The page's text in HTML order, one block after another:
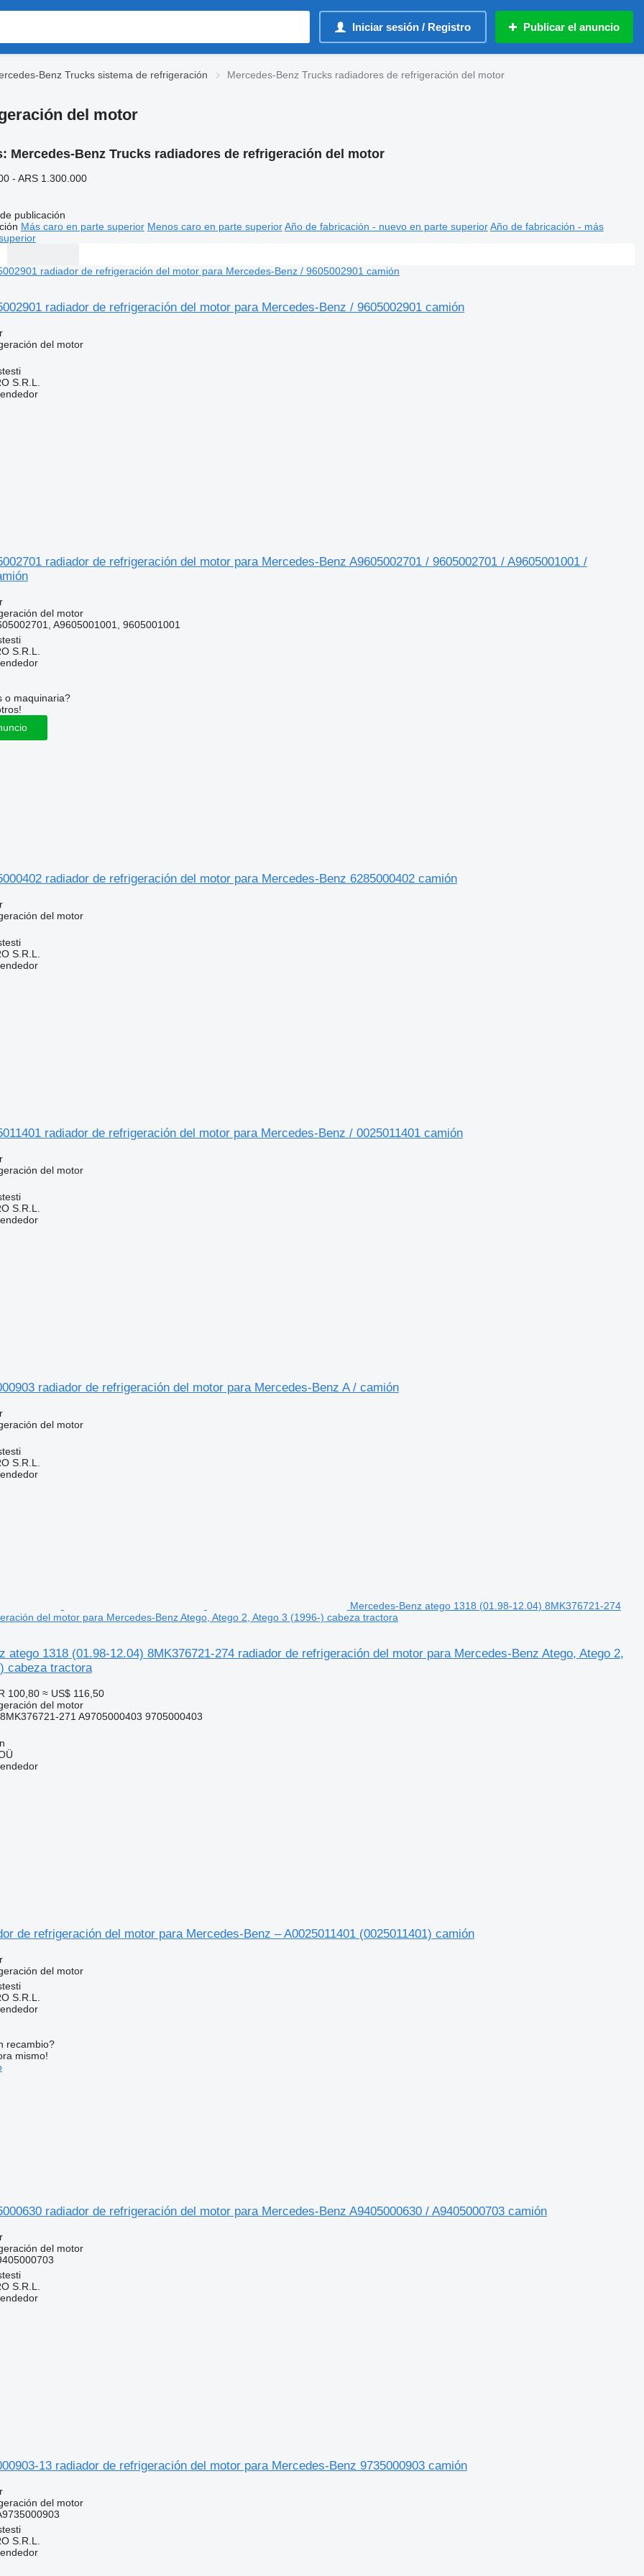
Iniciar sesión / Registro Publicar el anuncio
Benz Trucks sistema de refrigeración Mercedes-Benz Trucks radiadores de refrigeración del motor
del motor
Mercedes-Benz Trucks radiadores de refrigeración del motor
- ARS 1.300.000
publicación
Más caro en parte superior Menos caro en parte superior Año de fabricación - nuevo en parte superior Año de fabricación - más
radiador de refrigeración del motor para Mercedes-Benz / 9605002901 camión
del motor
S.R.L.
radiador de refrigeración del motor para Mercedes-Benz A9605002701 / 9605002701 / A9605001001 /
del motor
A9605001001, 9605001001
S.R.L.
o maquinaria?
radiador de refrigeración del motor para Mercedes-Benz 6285000402 camión
del motor
S.R.L.
radiador de refrigeración del motor para Mercedes-Benz / 0025011401 camión
del motor
S.R.L.
radiador de refrigeración del motor para Mercedes-Benz A / camión
del motor
S.R.L.
Mercedes-Benz atego 1318 (01.98-12.04) 8MK376721-274
del motor para Mercedes-Benz Atego, Atego 2, Atego 3 (1996-) cabeza tractora
atego 1318 (01.98-12.04) 8MK376721-274 radiador de refrigeración del motor para Mercedes-Benz Atego, Atego 2,
cabeza tractora
100,80 ≈ US$ 116,50
del motor
271 A9705000403 9705000403
de refrigeración del motor para Mercedes-Benz – A0025011401 (0025011401) camión
del motor
S.R.L.
recambio?
mismo!
radiador de refrigeración del motor para Mercedes-Benz A9405000630 / A9405000703 camión
del motor
S.R.L.
13 radiador de refrigeración del motor para Mercedes-Benz 9735000903 camión
del motor
S.R.L.